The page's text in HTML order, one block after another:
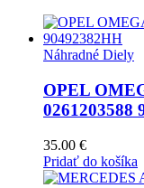
Náhradné Diely
OPEL
0261203588
35.00 €
Pridať do košíka